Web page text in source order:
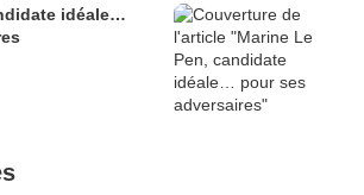
idéale…